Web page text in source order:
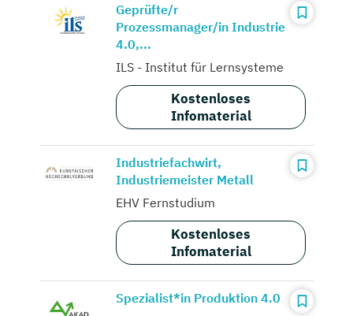
Geprüfte/r
Prozessmanager/in Industrie
4.0,...
ILS - Institut für Lernsysteme
Kostenloses
Infomaterial
Industriefachwirt,
Industriemeister Metall
EHV Fernstudium
Kostenloses
Infomaterial
Spezialist*in Produktion 4.0